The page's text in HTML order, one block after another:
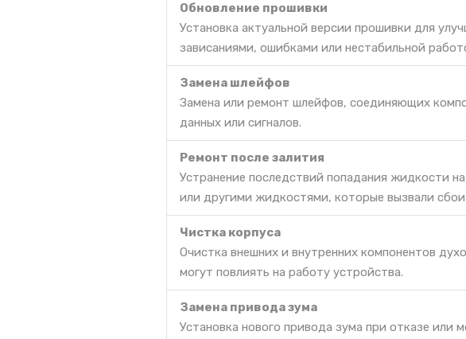
Обновление прошивки
Установка актуальной версии прошивки для
зависаниями, ошибками или нестабильной
Замена шлейфов
Замена или ремонт шлейфов, соединяющих
данных или сигналов.
Ремонт после залития
Устранение последствий попадания жидкости
или другими жидкостями, которые вызвали сбои
Чистка корпуса
Очистка внешних и внутренних компонентов
могут повлиять на работу устройства.
Замена привода зума
Установка нового привода зума при отказе или